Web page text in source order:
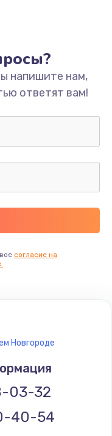
трубки
напишите нам,
ответят вам!
согласие на
Новгороде
03-32
40-54